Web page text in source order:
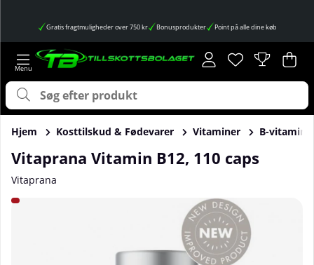
Gratis fragtmuligheder over 750 kr Bonusprodukter Point på alle dine køb
Ønskeliste
Antal på
. .
Hjem Kosttilskud & Fødevarer Vitaminer B-vitamin
Vitaprana Vitamin B12, 110 caps
Vitaprana
Produktbilleder Vitaprana Vitamin B12, 110 caps